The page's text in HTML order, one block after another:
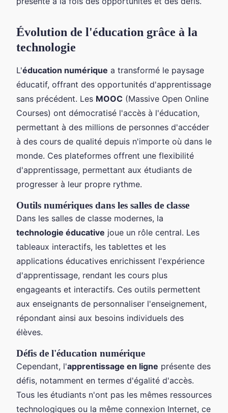
Évolution de l'éducation grâce à la
technologie
L'éducation numérique a transformé le paysage
éducatif, offrant des opportunités d'apprentissage
sans précédent. Les MOOC (Massive Open Online
Courses) ont démocratisé l'accès à l'éducation,
permettant à des millions de personnes d'accéder
à des cours de qualité depuis n'importe où dans le
monde. Ces plateformes offrent une flexibilité
d'apprentissage, permettant aux étudiants de
progresser à leur propre rythme.
Outils numériques dans les salles de classe
Dans les salles de classe modernes, la
technologie éducative joue un rôle central. Les
tableaux interactifs, les tablettes et les
applications éducatives enrichissent l'expérience
d'apprentissage, rendant les cours plus
engageants et interactifs. Ces outils permettent
aux enseignants de personnaliser l'enseignement,
répondant ainsi aux besoins individuels des
élèves.
Défis de l'éducation numérique
Cependant, l'apprentissage en ligne présente des
défis, notamment en termes d'égalité d'accès.
Tous les étudiants n'ont pas les mêmes ressources
technologiques ou la même connexion Internet, ce